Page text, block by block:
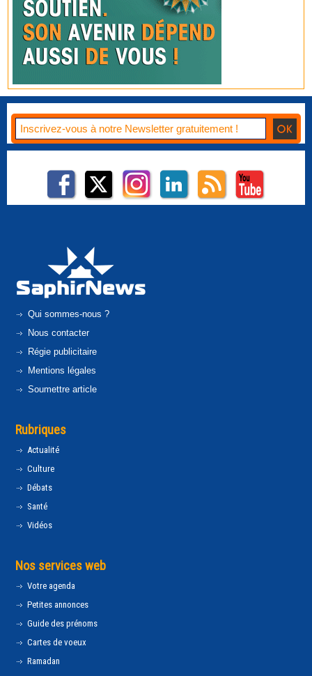
Qui sommes-nous ?
Nous contacter
Régie publicitaire
Mentions légales
Soumettre article
Rubriques
Actualité
Culture
Débats
Santé
Vidéos
Nos services web
Votre agenda
Petites annonces
Guide des prénoms
Cartes de voeux
Ramadan